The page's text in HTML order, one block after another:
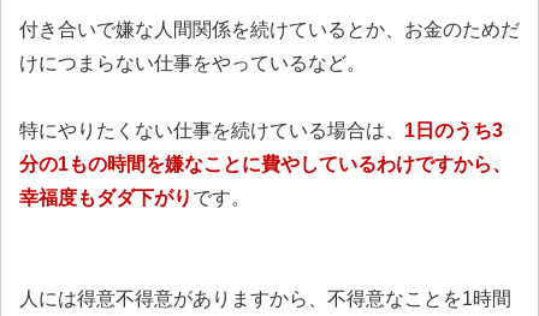
付き合いで嫌な人間関係を続けているとか、お金のためだ
けにつまらない仕事をやっているなど。
特にやりたくない仕事を続けている場合は、 1日のうち3
分の1もの時間を嫌なことに費やしているわけですから、
幸福度もダダ下がり です。
人には得意不得意がありますから、不得意なことを1時間